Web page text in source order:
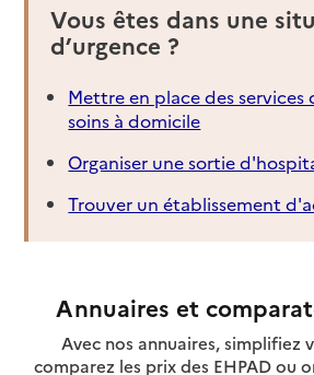
Vous êtes dans une
d’urgence ?
Mettre en place des services
soins à domicile
Organiser une sortie
Trouver un établissement
Annuaires et
Avec nos annuaires, simplifiez
comparez les prix des EHPAD ou